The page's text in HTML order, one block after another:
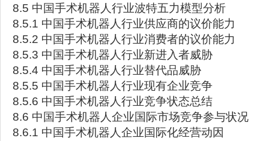
8.5 中国手术机器人行业波特五力模型分析
8.5.1 中国手术机器人行业供应商的议价能力
8.5.2 中国手术机器人行业消费者的议价能力
8.5.3 中国手术机器人行业新进入者威胁
8.5.4 中国手术机器人行业替代品威胁
8.5.5 中国手术机器人行业现有企业竞争
8.5.6 中国手术机器人行业竞争状态总结
8.6 中国手术机器人企业国际市场竞争参与状况
8.6.1 中国手术机器人企业国际化经营动因